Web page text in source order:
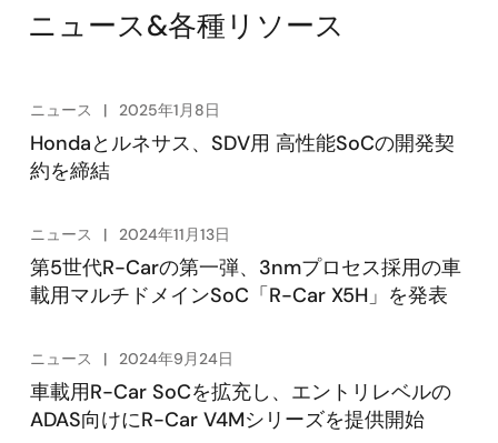
ニュース&各種リソース
ニュース 2025年1月8日
Hondaとルネサス、SDV用 高性能SoCの開発契
約を締結
ニュース 2024年11月13日
第5世代R-Carの第一弾、3nmプロセス採用の車
載用マルチドメインSoC「R-Car X5H」を発表
ニュース 2024年9月24日
車載用R-Car SoCを拡充し、エントリレベルの
ADAS向けにR-Car V4Mシリーズを提供開始